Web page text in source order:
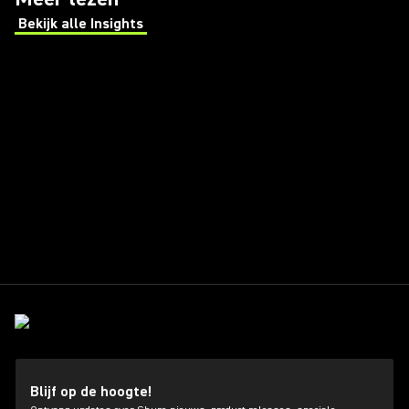
Bekijk alle Insights
(Opens in a new tab)
Blijf op de hoogte!